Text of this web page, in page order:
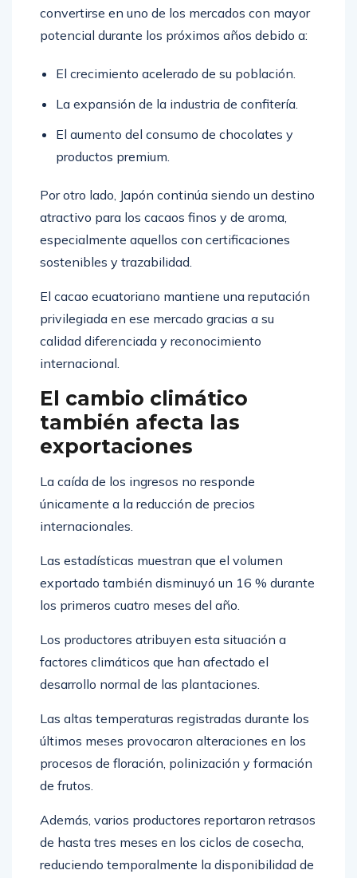
convertirse en uno de los mercados con mayor
potencial durante los próximos años debido a:
El crecimiento acelerado de su población.
La expansión de la industria de confitería.
El aumento del consumo de chocolates y
productos premium.
Por otro lado, Japón continúa siendo un destino
atractivo para los cacaos finos y de aroma,
especialmente aquellos con certificaciones
sostenibles y trazabilidad.
El cacao ecuatoriano mantiene una reputación
privilegiada en ese mercado gracias a su
calidad diferenciada y reconocimiento
internacional.
El cambio climático
también afecta las
exportaciones
La caída de los ingresos no responde
únicamente a la reducción de precios
internacionales.
Las estadísticas muestran que el volumen
exportado también disminuyó un 16 % durante
los primeros cuatro meses del año.
Los productores atribuyen esta situación a
factores climáticos que han afectado el
desarrollo normal de las plantaciones.
Las altas temperaturas registradas durante los
últimos meses provocaron alteraciones en los
procesos de floración, polinización y formación
de frutos.
Además, varios productores reportaron retrasos
de hasta tres meses en los ciclos de cosecha,
reduciendo temporalmente la disponibilidad de